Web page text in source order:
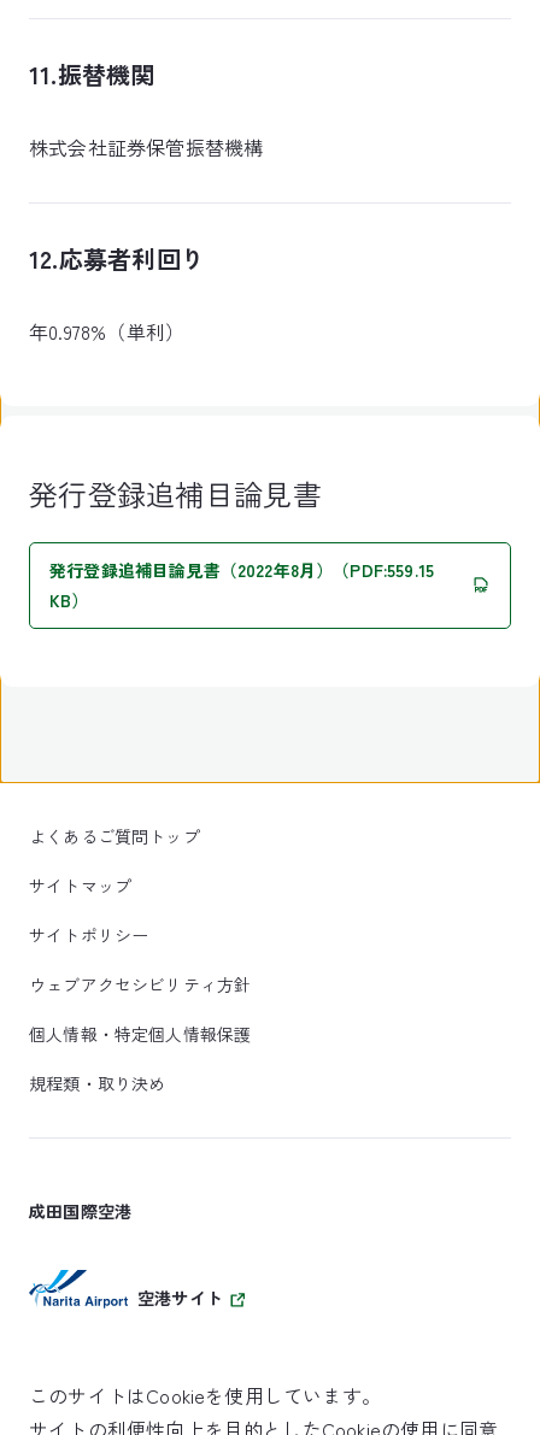
11.振替機関
株式会社証券保管振替機構
12.応募者利回り
年0.978%（単利）
発行登録追補目論見書
発行登録追補目論見書（2022年8月）（PDF:559.15
KB）
よくあるご質問トップ
サイトマップ
サイトポリシー
ウェブアクセシビリティ方針
個人情報・特定個人情報保護
規程類・取り決め
成田国際空港
空港サイト
このサイトはCookieを使用しています。
サイトの利便性向上を目的としたCookieの使用に同意